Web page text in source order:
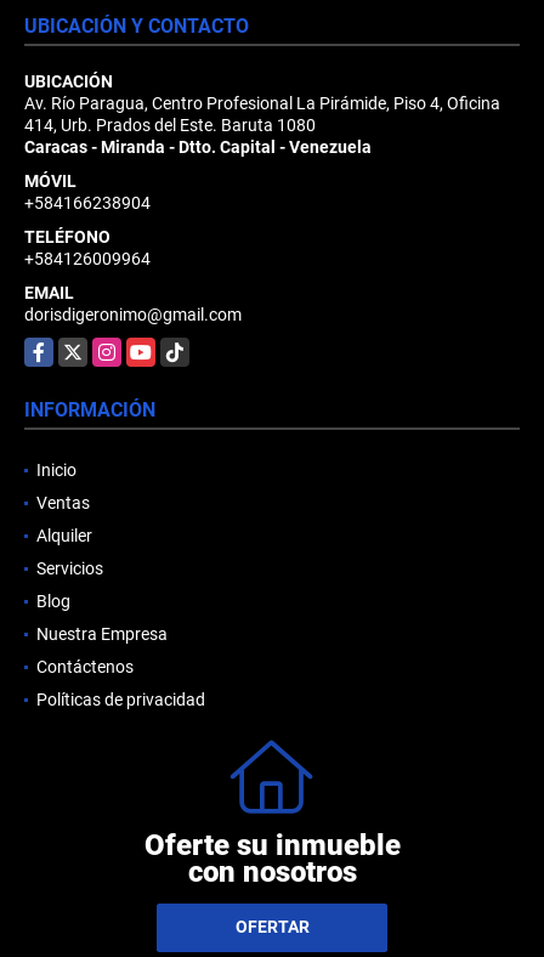
UBICACIÓN Y CONTACTO
UBICACIÓN
Av. Río Paragua, Centro Profesional La Pirámide, Piso 4, Oficina
414, Urb. Prados del Este. Baruta 1080
Caracas - Miranda - Dtto. Capital - Venezuela
MÓVIL
+584166238904
TELÉFONO
+584126009964
EMAIL
dorisdigeronimo@gmail.com
Facebook
X Instagram
YouTubeTikTok
INFORMACIÓN
Inicio
Ventas
Alquiler
Servicios
Blog
Nuestra Empresa
Contáctenos
Políticas de privacidad
Oferte su inmueble
con nosotros
OFERTAR